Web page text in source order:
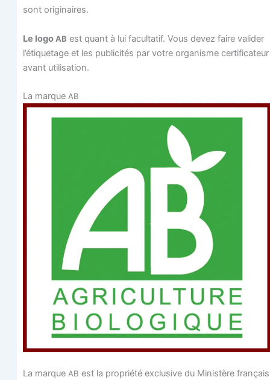
sont originaires.
Le logo AB est quant à lui facul­ta­tif. Vous devez faire vali­der
l’étiquetage et les publi­ci­tés par votre orga­nisme cer­ti­fi­ca­teur
avant utilisation.
La marque AB
La marque AB est la pro­prié­té exclu­sive du Minis­tère fran­çais